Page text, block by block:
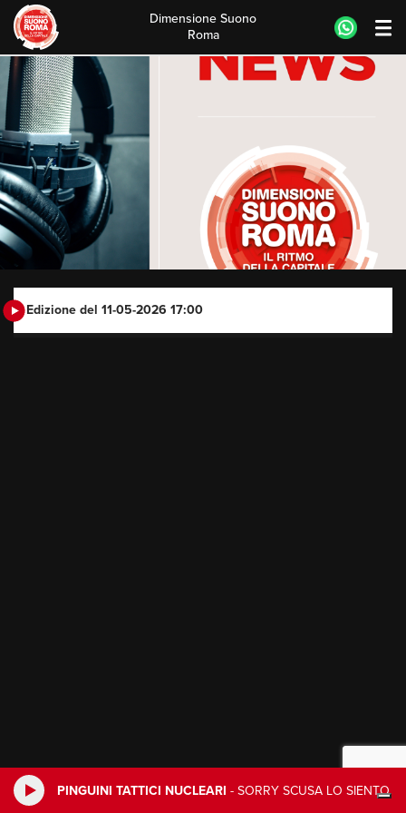
PINGUINI TATTICI NUCLEARI - SORRY SCUSA LO SIENTO
Skip
to
content
Dimensione Suono
Roma
Edizione del 11-05-2026 17:00